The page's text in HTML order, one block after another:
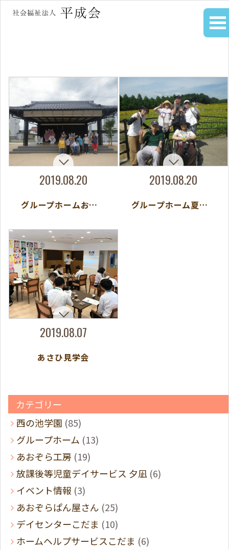
2019.08.20
グループホームお盆お出かけ
2019.08.20
グループホーム夏のおたのしみ会
2019.08.07
あさひ見学会
カテゴリー
西の池学園 (85)
グループホーム (13)
あおぞら工房 (19)
放課後等児童デイサービス 夕凪 (6)
イベント情報 (3)
あおぞらぱん屋さん (25)
デイセンターこだま (10)
ホームヘルプサービスこだま (6)